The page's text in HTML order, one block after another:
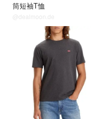
筒短袖T恤
@dealmoon.de